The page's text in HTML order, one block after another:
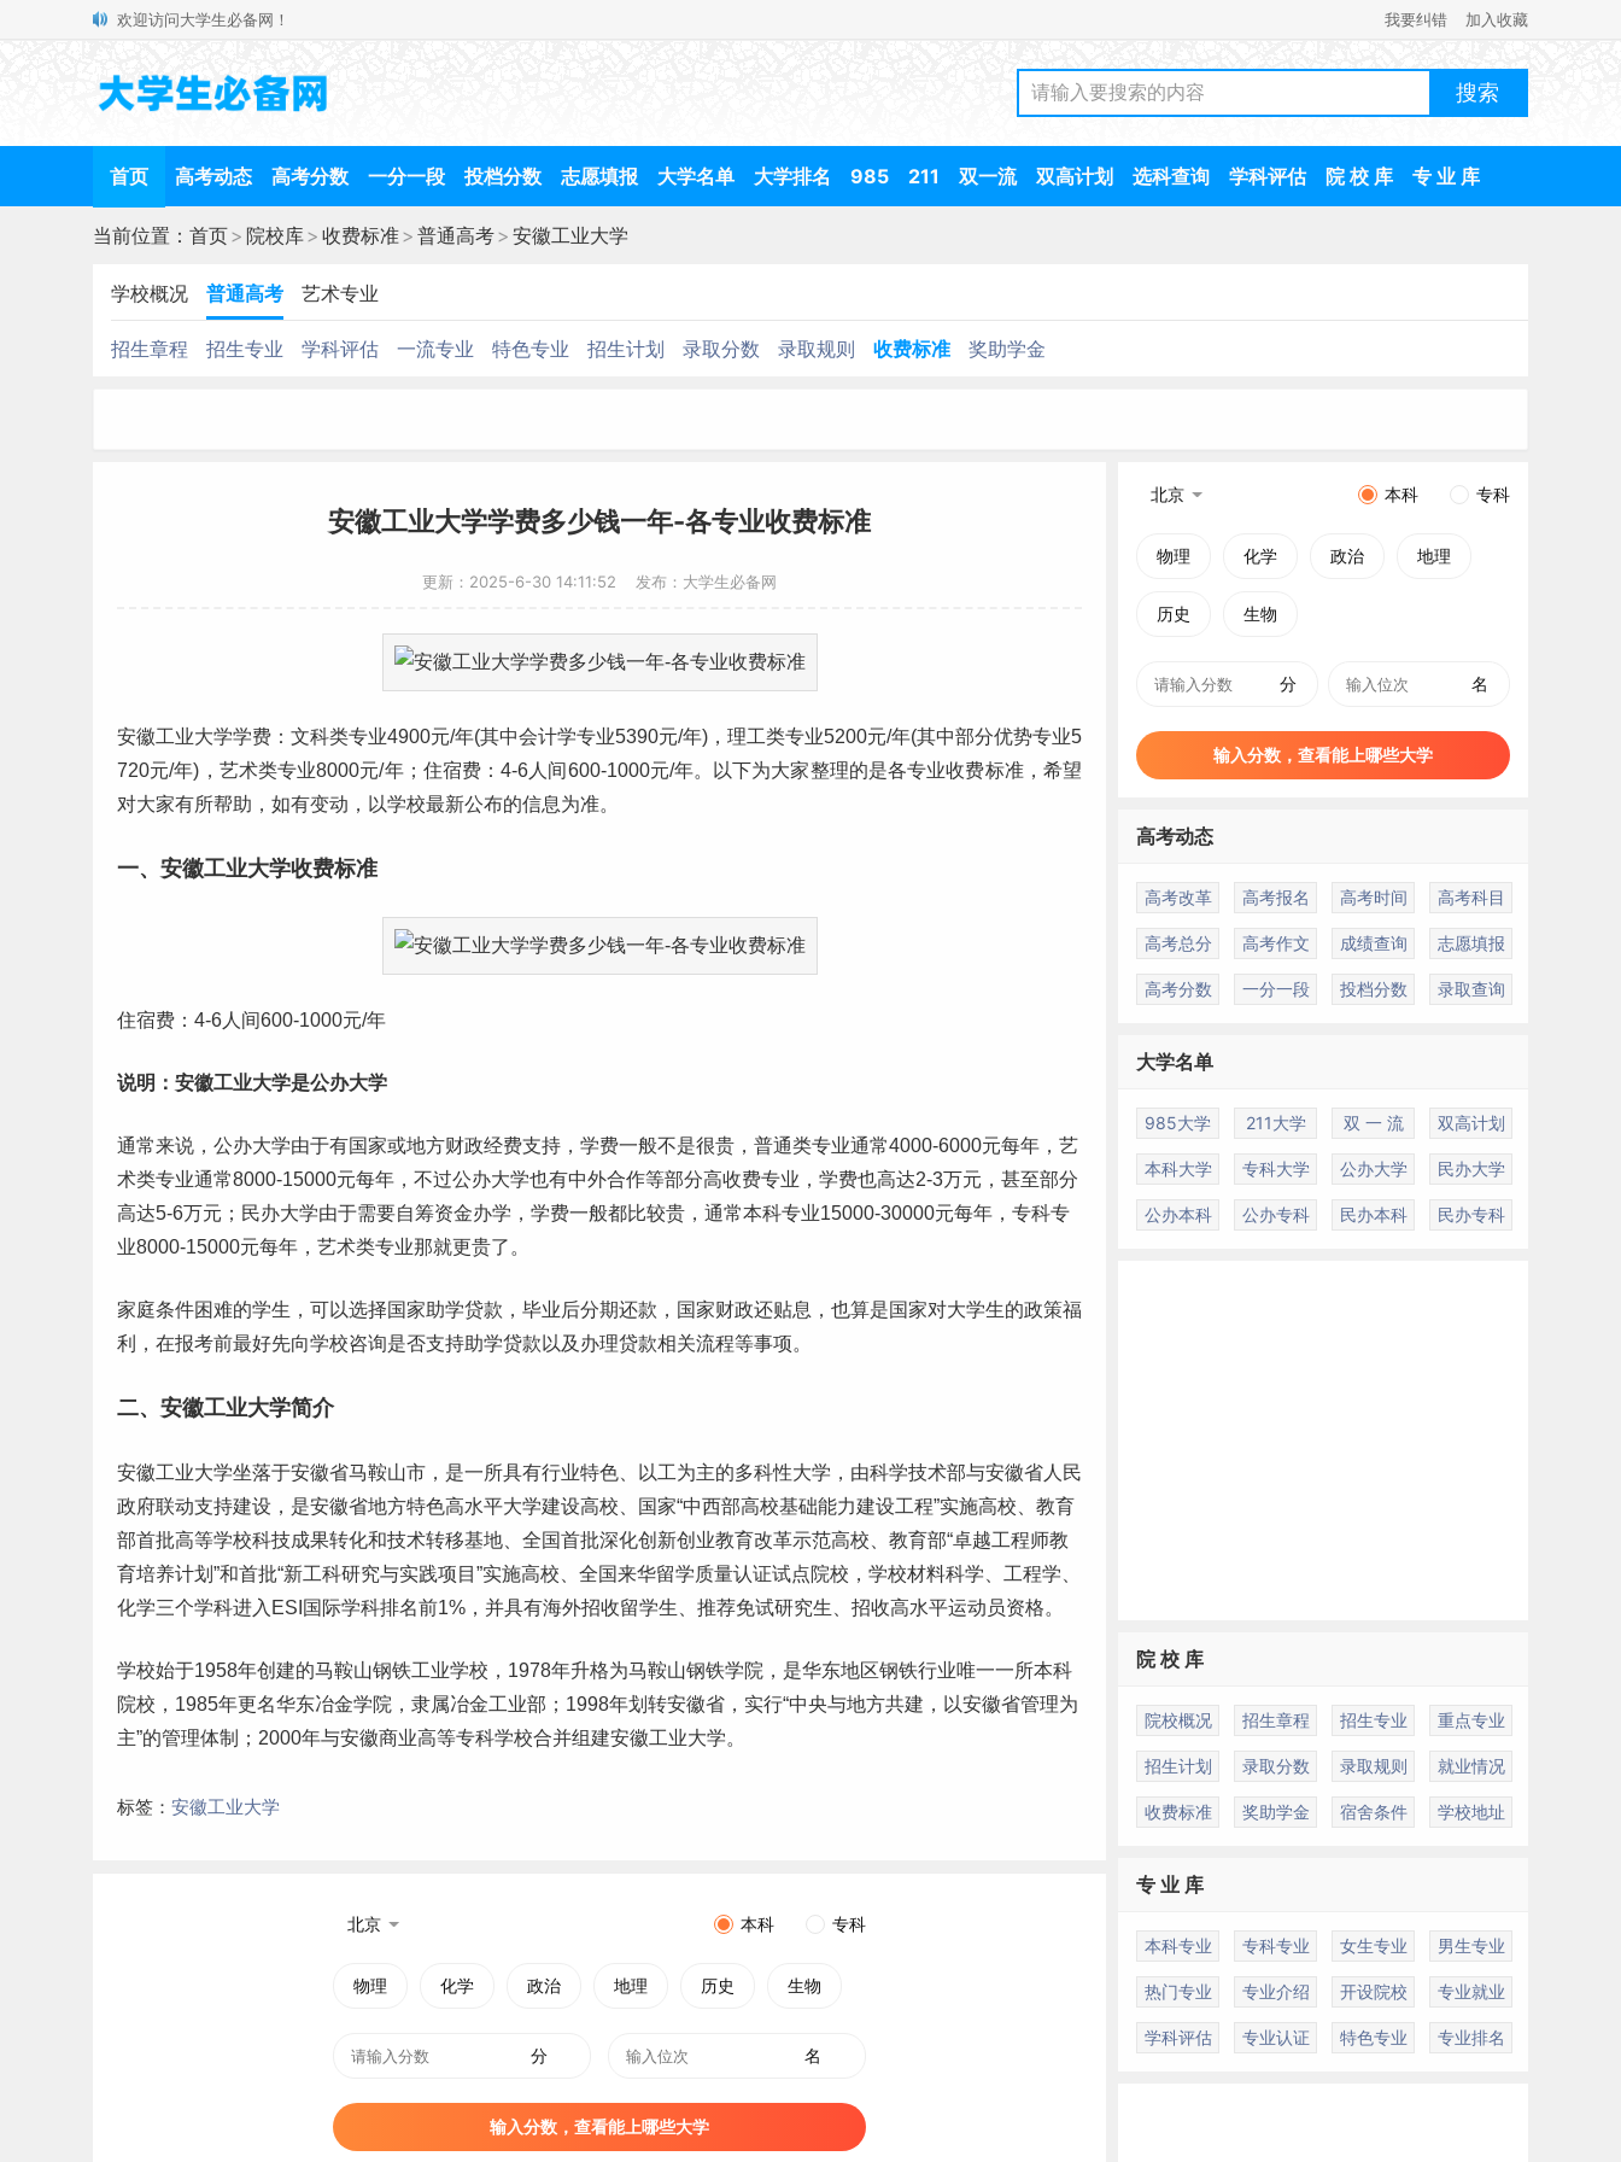
欢迎访问大学生必备网！ 我要纠错 加入收藏
首页 高考动态 高考分数 一分一段 投档分数 志愿填报 大学名单 大学排名 985 211 双一流 双高计划 选科查询 学科评估 院 校 库 专 业 库
当前位置： 首页> 院校库> 收费标准> 普通高考> 安徽工业大学
学校概况 普通高考 艺术专业
招生章程 招生专业 学科评估 一流专业 特色专业 招生计划 录取分数 录取规则 收费标准 奖助学金
安徽工业大学学费多少钱一年-各专业收费标准
更新：2025-6-30 14:11:52 发布：大学生必备网
安徽工业大学学费 ：文科类专业4900元/年(其中会计学专业5390元/年)， 理工类专业5200元/年(其中部分优势专业5
720元/年)， 艺术类专业8000元/年；住宿费：4-6人间600-1000元/年。以下为大家整理的是各专业收费标准，希望
对大家有所帮助，如有变动，以学校最新公布的信息为准。
一、安徽工业大学收费标准
住宿费：4-6人间600-1000元/年
说明：安徽工业大学是公办大学
通常来说，公办大学由于有国家或地方财政经费支持，学费一般不是很贵，普通类专业通常4000-6000元每年，艺
术类专业通常8000-15000元每年，不过公办大学也有中外合作等部分高收费专业，学费也高达2-3万元，甚至部分
高达5-6万元；民办大学由于需要自筹资金办学，学费一般都比较贵，通常本科专业15000-30000元每年，专科专
业8000-15000元每年，艺术类专业那就更贵了。
家庭条件困难的学生，可以选择国家助学贷款， 毕业后分期还款，国家财政还贴息，也算是国家对大学生的政策福
利，在报考前最好先向学校咨询是否支持助学贷款以及办理贷款相关流程等事项。
二、安徽工业大学简介
安徽工业大学坐落于安徽省马鞍山市，是一所具有行业特色、以工为主的多科性大学，由科学技术部与安徽省人民
政府联动支持建设，是安徽省地方特色高水平大学建设高校、国家“中西部高校基础能力建设工程”实施高校、教育
部首批高等学校科技成果转化和技术转移基地、全国首批深化创新创业教育改革示范高校、教育部“卓越工程师教
育培养计划”和首批“新工科研究与实践项目”实施高校、全国来华留学质量认证试点院校，学校材料科学、工程学、
化学三个学科进入ESI国际学科排名前1%，并具有海外招收留学生、推荐免试研究生 、招收高水平运动员资格。
学校始于1958年创建的马鞍山钢铁工业学校，1978年升格为马鞍山钢铁学院，是华东地区钢铁行业唯一一所本科
院校，1985年更名华东冶金学院，隶属冶金工业部；1998年划转安徽省，实行“中央与地方共建，以安徽省管理为
主”的管理体制；2000年与安徽商业高等专科学校合并组建安徽工业大学。
标签： 安徽工业大学
北京 本科 专科
物理 化学 政治 地理 历史 生物
分 名
输入分数，查看能上哪些大学
北京 本科 专科
物理 化学 政治 地理
历史 生物
分 名
输入分数，查看能上哪些大学
高考动态
高考改革 高考报名 高考时间 高考科目
高考总分 高考作文 成绩查询 志愿填报
高考分数 一分一段 投档分数 录取查询
大学名单
985大学 211大学 双 一 流 双高计划
本科大学 专科大学 公办大学 民办大学
公办本科 公办专科 民办本科 民办专科
院 校 库
院校概况 招生章程 招生专业 重点专业
招生计划 录取分数 录取规则 就业情况
收费标准 奖助学金 宿舍条件 学校地址
专 业 库
本科专业 专科专业 女生专业 男生专业
热门专业 专业介绍 开设院校 专业就业
学科评估 专业认证 特色专业 专业排名